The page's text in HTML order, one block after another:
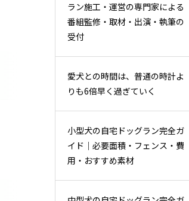
ラン施工・運営の専門家による
番組監修・取材・出演・執筆の
受付
愛犬との時間は、普通の時計よ
りも6倍早く過ぎていく
小型犬の自宅ドッグラン完全ガ
イド｜必要面積・フェンス・費
用・おすすめ素材